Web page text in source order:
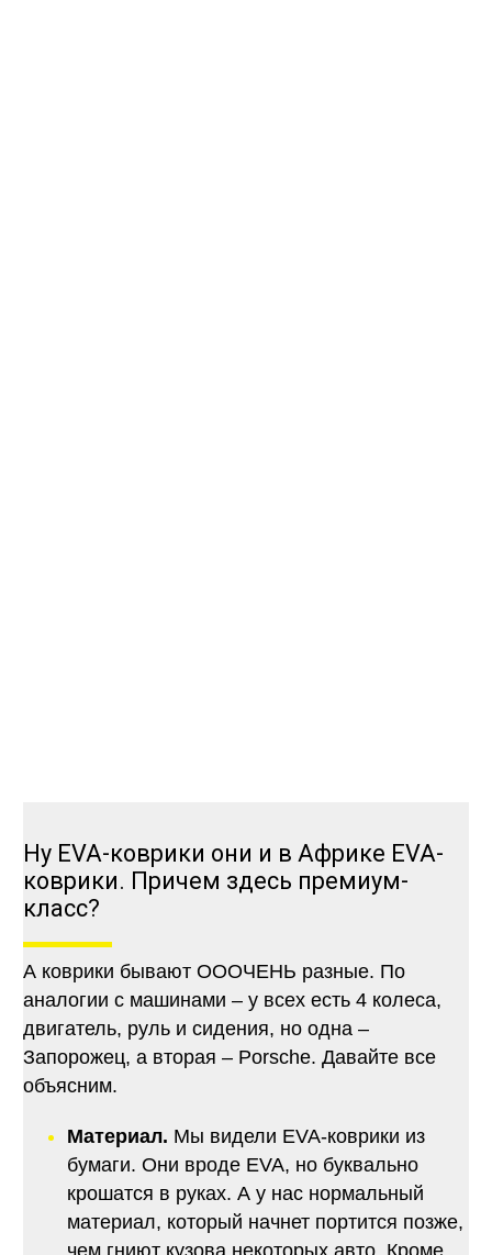
Ну EVA-коврики они и в Африке EVA-
коврики. Причем здесь премиум-
класс?
А коврики бывают ОООЧЕНЬ разные. По
аналогии с машинами – у всех есть 4 колеса,
двигатель, руль и сидения, но одна –
Запорожец, а вторая – Porsche. Давайте все
объясним.
Материал. Мы видели EVA-коврики из
бумаги. Они вроде EVA, но буквально
крошатся в руках. А у нас нормальный
материал, который начнет портится позже,
чем гниют кузова некоторых авто. Кроме